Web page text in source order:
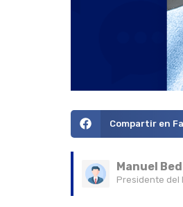
Compartir en
Manuel
Presidente del